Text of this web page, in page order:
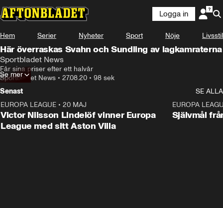
Logga in
Hem Serier Nyheter Sport Nöje Livsstil
Här överraskas Svahn och Sundling av lagkamraterna
Sportbladet News
Får sina priser efter ett halvår
Sportbladet News • 27.08.20 • 98 sek
Se mer
Senast
SE ALLA
EUROPA LEAGUE • 20 MAJ
Victor Nilsson Lindelöf vinner Europa
League med sitt Aston Villa
EUROPA
Självmål